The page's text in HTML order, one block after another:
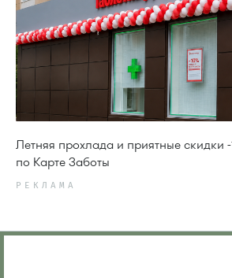
Летняя прохлада и приятные скидки
по Карте Заботы
РЕКЛАМА